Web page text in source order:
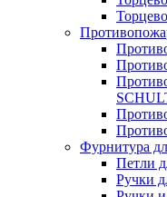
Фурнитура
Петли
Ручки